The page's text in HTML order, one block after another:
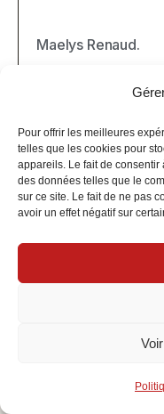
Pour offrir les meilleures
telles que les cookies pour
appareils. Le fait de
des données telles que le
sur ce site. Le fait de ne pas
avoir un effet négatif sur
Maelys Renaud.